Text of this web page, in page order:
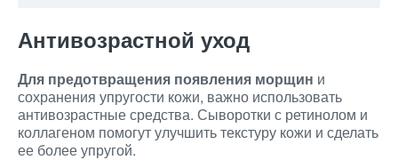
Антивозрастной уход
Для предотвращения появления морщин и
сохранения упругости кожи, важно использовать
антивозрастные средства. Сыворотки с ретинолом и
коллагеном помогут улучшить текстуру кожи и сделать
ее более упругой.